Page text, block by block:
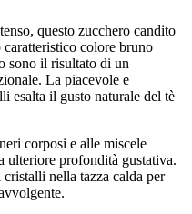
questo zucchero candito
colore bruno
sono il risultato di un
La piacevole e
esalta il gusto naturale del tè
corposi e alle miscele
ulteriore profondità gustativa.
nella tazza calda per